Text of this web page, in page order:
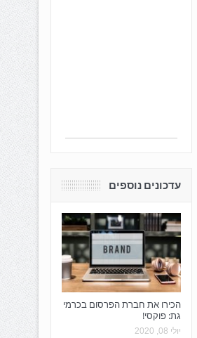
עדכונים נוספים
הכירו את חברת הפרסום בכרמי
גת: פוקסי!
יולי 08, 2020